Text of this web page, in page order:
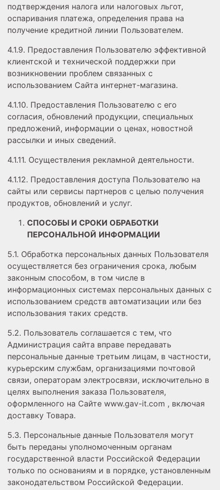
подтверждения налога или налоговых льгот,
оспаривания платежа, определения права на
получение кредитной линии Пользователем.
4.1.9. Предоставления Пользователю эффективной
клиентской и технической поддержки при
возникновении проблем связанных с
использованием Сайта интернет-магазина.
4.1.10. Предоставления Пользователю с его
согласия, обновлений продукции, специальных
предложений, информации о ценах, новостной
рассылки и иных сведений.
4.1.11. Осуществления рекламной деятельности.
4.1.12. Предоставления доступа Пользователю на
сайты или сервисы партнеров с целью получения
продуктов, обновлений и услуг.
СПОСОБЫ И СРОКИ ОБРАБОТКИ
ПЕРСОНАЛЬНОЙ ИНФОРМАЦИИ
5.1. Обработка персональных данных Пользователя
осуществляется без ограничения срока, любым
законным способом, в том числе в
информационных системах персональных данных с
использованием средств автоматизации или без
использования таких средств.
5.2. Пользователь соглашается с тем, что
Администрация сайта вправе передавать
персональные данные третьим лицам, в частности,
курьерским службам, организациями почтовой
связи, операторам электросвязи, исключительно в
целях выполнения заказа Пользователя,
оформленного на Сайте www.gav-it.com , включая
доставку Товара.
5.3. Персональные данные Пользователя могут
быть переданы уполномоченным органам
государственной власти Российской Федерации
только по основаниям и в порядке, установленным
законодательством Российской Федерации.